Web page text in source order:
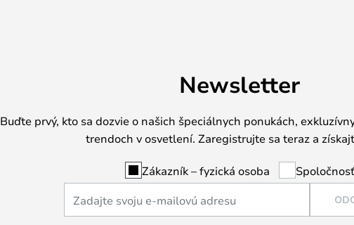
Newsletter
Buďte prvý, kto sa dozvie o našich špeciálnych ponukách,
trendoch v osvetlení. Zaregistrujte sa teraz a
Zákazník – fyzická osoba Spoločnosť